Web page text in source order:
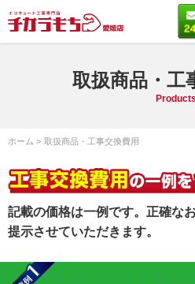
取扱商品・工
Products
ホーム 取扱商品・工事交換費用
記載の価格は一例です。正確な
提示させていただきます。